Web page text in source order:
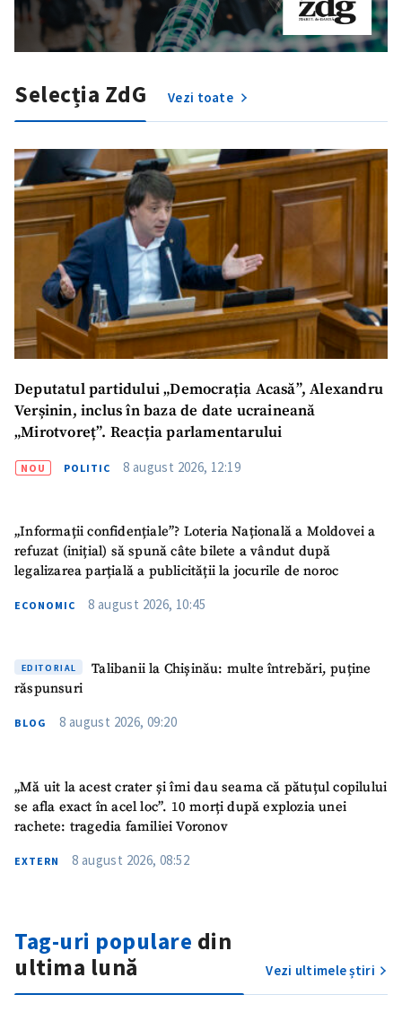
Selecția ZdG Vezi toate
Deputatul partidului „Democrația Acasă”, Alexandru
Verșinin, inclus în baza de date ucraineană
„Mirotvoreț”. Reacția parlamentarului
NOU POLITIC 8 august 2026, 12:19
„Informații confidențiale”? Loteria Națională a Moldovei a
refuzat (inițial) să spună câte bilete a vândut după
legalizarea parțială a publicității la jocurile de noroc
ECONOMIC 8 august 2026, 10:45
EDITORIAL
Talibanii la Chișinău: multe întrebări, puține
răspunsuri
BLOG 8 august 2026, 09:20
„Mă uit la acest crater și îmi dau seama că pătuțul copilului
se afla exact în acel loc”. 10 morți după explozia unei
rachete: tragedia familiei Voronov
EXTERN 8 august 2026, 08:52
Tag-uri populare din
ultima lună
Vezi ultimele știri
ȘTIREA MEA
Titlu știre+ Adaugă titlu
Link media
+ Link media
Nume+ Numele meu
Email+ Emailul meu
acord cu politica de
confidențialitate
TRIMITE ȘTIREA